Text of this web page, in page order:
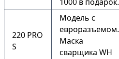
220 PRO
S
Модель с
евроразъемом.
Маска
сварщика WH